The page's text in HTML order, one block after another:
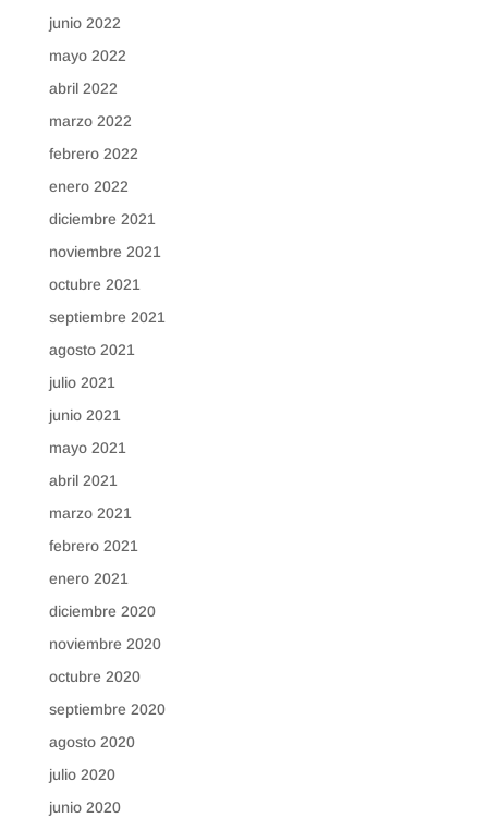
junio 2022
mayo 2022
abril 2022
marzo 2022
febrero 2022
enero 2022
diciembre 2021
noviembre 2021
octubre 2021
septiembre 2021
agosto 2021
julio 2021
junio 2021
mayo 2021
abril 2021
marzo 2021
febrero 2021
enero 2021
diciembre 2020
noviembre 2020
octubre 2020
septiembre 2020
agosto 2020
julio 2020
junio 2020